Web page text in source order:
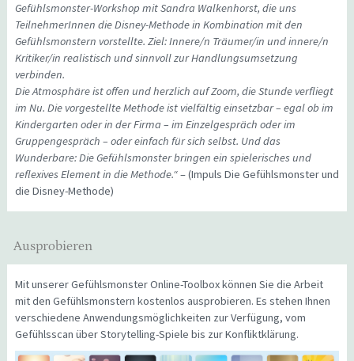
Gefühlsmonster-Workshop mit Sandra Walkenhorst, die uns
TeilnehmerInnen die Disney-Methode in Kombination mit den
Gefühlsmonstern vorstellte. Ziel: Innere/n Träumer/in und innere/n
Kritiker/in realistisch und sinnvoll zur Handlungsumsetzung
verbinden.
Die Atmosphäre ist offen und herzlich auf Zoom, die Stunde verfliegt
im Nu. Die vorgestellte Methode ist vielfältig einsetzbar – egal ob im
Kindergarten oder in der Firma – im Einzelgespräch oder im
Gruppengespräch – oder einfach für sich selbst. Und das
Wunderbare: Die Gefühlsmonster bringen ein spielerisches und
reflexives Element in die Methode.“– (Impuls Die Gefühlsmonster und
die Disney-Methode)
Ausprobieren
Mit unserer Gefühlsmonster Online-Toolbox können Sie die Arbeit
mit den Gefühlsmonstern kostenlos ausprobieren. Es stehen Ihnen
verschiedene Anwendungsmöglichkeiten zur Verfügung, vom
Gefühlsscan über Storytelling-Spiele bis zur Konfliktklärung.